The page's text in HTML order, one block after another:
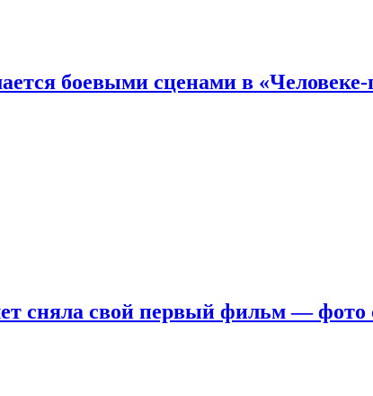
боевыми сценами в «Человеке-
сняла свой первый фильм — фото